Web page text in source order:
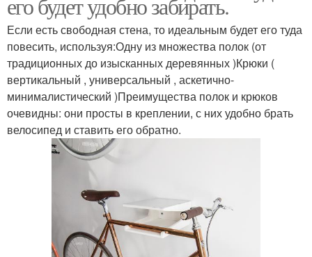
Если есть свободная стена, то идеальным будет его туда
повесить, используя:Одну из множества полок (от
традиционных до изысканных деревянных )Крюки (
вертикальный , универсальный , аскетично-
минималистический )Преимущества полок и крюков
очевидны: они просты в креплении, с них удобно брать
велосипед и ставить его обратно.